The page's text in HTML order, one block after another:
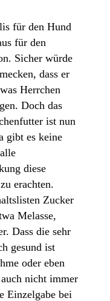
für den Hund
für den
Sicher würde
dass er
Herrchen
Doch das
ist nun
gibt es keine
diese
erachten.
Zucker
Melasse,
Dass die sehr
gesund ist
oder eben
auch nicht immer
Einzelgabe bei